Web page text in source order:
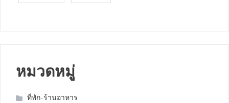
หมวดหมู่
ที่พัก-ร้านอาหาร